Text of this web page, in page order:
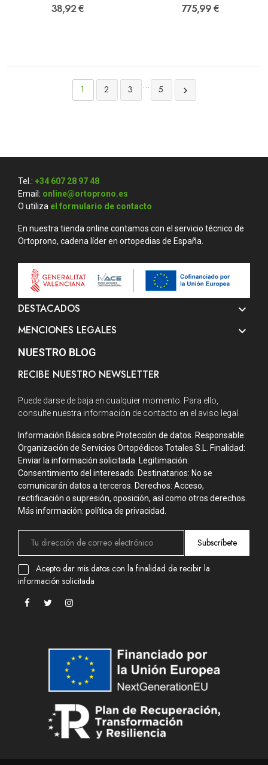
38,92 € 775,99 €
1 2 3 … 5 
Tel.: +34 607 28 97 48
Email: online@ortoprono.es
O utiliza el formulario de contacto
En nuestra tienda online contamos con el servicio técnico de
Ortoprono, cadena líder en ortopedias de España.
DESTACADOS 
MENCIONES LEGALES 
NUESTRO BLOG
RECIBE NUESTRO NEWSLETTER
Puede darse de baja en cualquier momento. Para ello,
consulte nuestra información de contacto en el aviso legal.
Información Básica sobre Protección de datos. Responsable:
Organización de Servicios Ortopédicos Totales S.L. Finalidad:
Enviar la información solicitada. Legitimación:
Consentimiento del interesado. Destinatarios: No se
comunicarán datos a terceros. Derechos: Acceso,
rectificación o supresión, oposición, así como otros derechos.
Más información: política de privacidad.
Subscríbete
Acepto dar mis datos con la finalidad de recibir la
información solicitada